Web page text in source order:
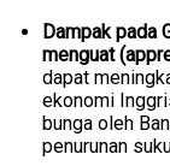
Dampak pada
menguat
dapat
ekonomi
bunga oleh
penurunan